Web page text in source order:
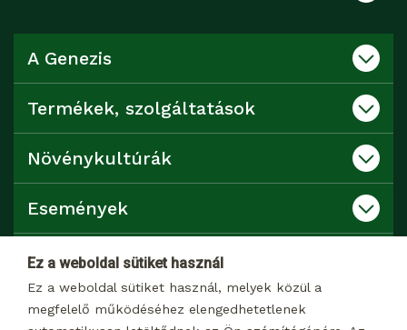
Ez a weboldal sütiket használ
Ez a weboldal sütiket használ, melyek közül a
megfelelő működéséhez elengedhetetlenek
A Genezis
Termékek, szolgáltatások
Növénykultúrák
Események
Katalógusok
Kapcsolat